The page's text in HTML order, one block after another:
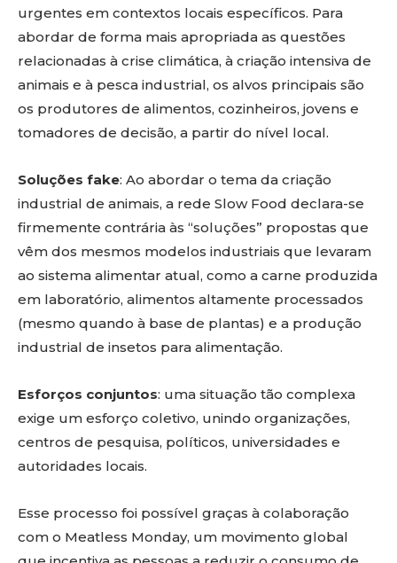
urgentes em contextos locais específicos. Para
abordar de forma mais apropriada as questões
relacionadas à crise climática, à criação intensiva de
animais e à pesca industrial, os alvos principais são
os produtores de alimentos, cozinheiros, jovens e
tomadores de decisão, a partir do nível local.
Soluções fake: Ao abordar o tema da criação
industrial de animais, a rede Slow Food declara-se
firmemente contrária às “soluções” propostas que
vêm dos mesmos modelos industriais que levaram
ao sistema alimentar atual, como a carne produzida
em laboratório, alimentos altamente processados
(mesmo quando à base de plantas) e a produção
industrial de insetos para alimentação.
Esforços conjuntos: uma situação tão complexa
exige um esforço coletivo, unindo organizações,
centros de pesquisa, políticos, universidades e
autoridades locais.
Esse processo foi possível graças à colaboração
com o Meatless Monday, um movimento global